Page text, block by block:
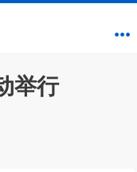
举行